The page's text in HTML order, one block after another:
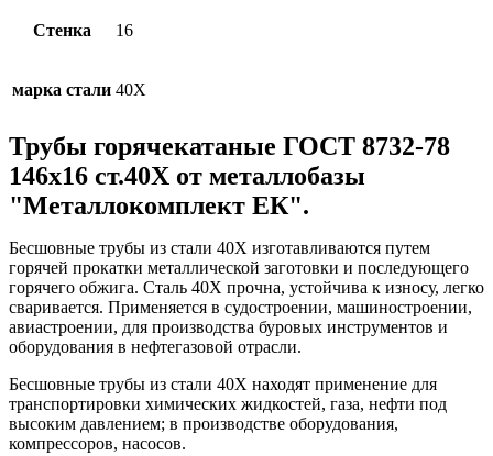
Стенка 16
марка стали 40Х
Трубы горячекатаные ГОСТ 8732-78
146x16 ст.40Х от металлобазы
"Металлокомплект ЕК".
Бесшовные трубы из стали 40Х изготавливаются путем
горячей прокатки металлической заготовки и последующего
горячего обжига. Сталь 40Х прочна, устойчива к износу, легко
сваривается. Применяется в судостроении, машиностроении,
авиастроении, для производства буровых инструментов и
оборудования в нефтегазовой отрасли.
Бесшовные трубы из стали 40Х находят применение для
транспортировки химических жидкостей, газа, нефти под
высоким давлением; в производстве оборудования,
компрессоров, насосов.